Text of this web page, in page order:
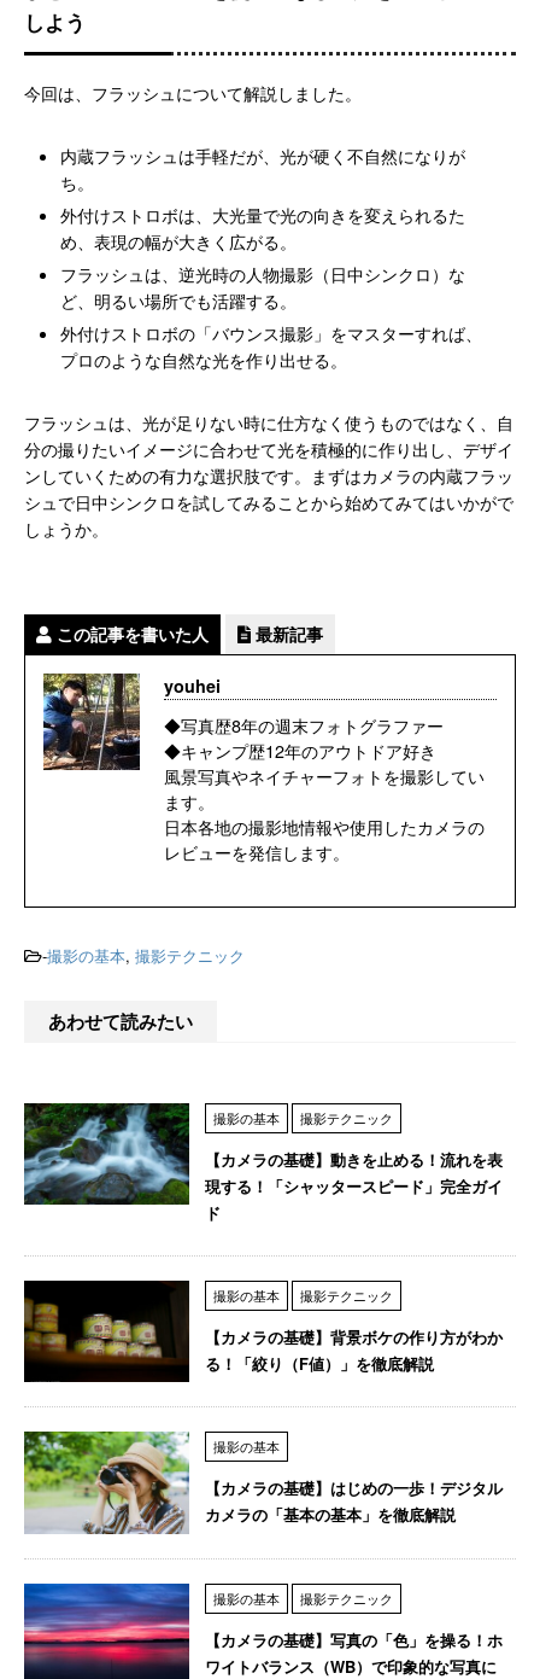
しよう
今回は、フラッシュについて解説しました。
内蔵フラッシュは手軽だが、光が硬く不自然になりが
ち。
外付けストロボは、大光量で光の向きを変えられるた
め、表現の幅が大きく広がる。
フラッシュは、逆光時の人物撮影（日中シンクロ）な
ど、明るい場所でも活躍する。
外付けストロボの「バウンス撮影」をマスターすれば、
プロのような自然な光を作り出せる。
フラッシュは、光が足りない時に仕方なく使うものではなく、自
分の撮りたいイメージに合わせて光を積極的に作り出し、デザイ
ンしていくための有力な選択肢です。まずはカメラの内蔵フラッ
シュで日中シンクロを試してみることから始めてみてはいかがで
しょうか。
この記事を書いた人 最新記事
youhei
◆写真歴8年の週末フォトグラファー
◆キャンプ歴12年のアウトドア好き
風景写真やネイチャーフォトを撮影してい
ます。
日本各地の撮影地情報や使用したカメラの
レビューを発信します。
-撮影の基本, 撮影テクニック
あわせて読みたい
撮影の基本 撮影テクニック
【カメラの基礎】動きを止める！流れを表
現する！「シャッタースピード」完全ガイ
ド
撮影の基本 撮影テクニック
【カメラの基礎】背景ボケの作り方がわか
る！「絞り（F値）」を徹底解説
撮影の基本
【カメラの基礎】はじめの一歩！デジタル
カメラの「基本の基本」を徹底解説
撮影の基本 撮影テクニック
【カメラの基礎】写真の「色」を操る！ホ
ワイトバランス（WB）で印象的な写真に